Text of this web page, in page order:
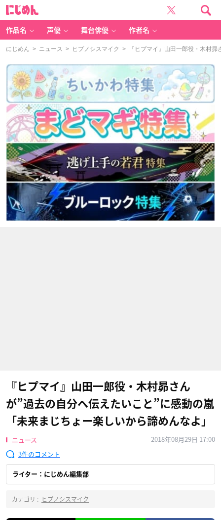
作品名 声優 舞台俳優 作者名
にじめん > ニュース > ヒプノシスマイク > 『ヒプマイ』山田一郎役・木村昴
『ヒプマイ』山田一郎役・木村昴さん
が”過去の自分へ伝えたいこと”に感動の嵐
「未来まじちょー楽しいから諦めんなよ」
ニュース
2018年08月29日 17:00
3
ライター：にじめん編集部
カテゴリ : ヒプノシスマイク